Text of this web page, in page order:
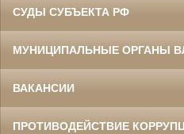
СУДЫ СУБЪЕКТА РФ
МУНИЦИПАЛЬНЫЕ ОРГАНЫ
ВАКАНСИИ
ПРОТИВОДЕЙСТВИЕ